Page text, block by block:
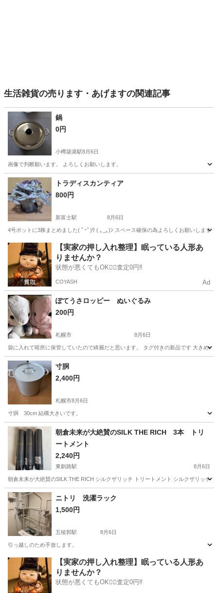
生活雑貨の売ります・あげますの関連記事
鍋
0円
小樽築港駅8月6日
画像で判断願います。 よろしくお願いします。
北海道 小樽市 小樽築港駅
トラディスカンティア
800円
新富士駅 8月6日
4号ポットに3株まとめました( ﾟｰﾟ)ｳ ( ｡_｡)ﾝ スペース確保の為よろしくお願いします
北海道 釧路市 新富士駅 家庭用品
【実家の押し入れ整理】眠っている人形あ
りませんか？
状態が悪くてもOK🙆‍♀️査定0円‼️
COYASH Ad
ぽてうさロッピー ぬいぐるみ
200円
札幌市 8月6日
袋に入れて暗所に保管していたので綺麗だと思います。 タグ付きの新品です 大きめの
北海道 札幌市 その他
寸胴
2,400円
札幌市8月6日
寸胴 30cm 結構大きいです。
北海道 札幌市 調理器具
朝倉未来が大絶賛のSILK THE RICH 3本 トリ
ートメント
2,240円
東釧路駅 8月6日
朝倉未来が大絶賛のSILK THE RICH シルクザリッチ トリートメント シルクザリ
北海道 釧路郡 東釧路駅 生活雑貨
ニトリ 洗濯ラック
1,500円
五稜郭駅 8月6日
引っ越しのため手放します。
北海道 函館市 五稜郭駅 洗濯用品 ラック
【実家の押し入れ整理】眠っている人形あ
りませんか？
状態が悪くてもOK🙆‍♀️査定0円‼️